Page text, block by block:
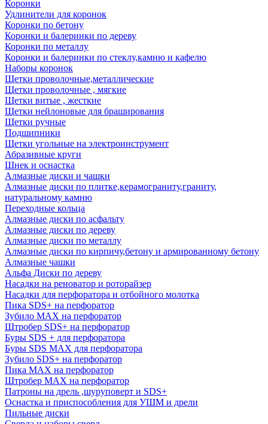
Коронки
Удлинители для коронок
Коронки по бетону
Коронки и балеринки по дереву
Коронки по металлу
Коронки и балеринки по стеклу,камню и кафелю
Наборы коронок
Щетки проволочные,металлические
Щетки проволочные , мягкие
Щетки витые , жесткие
Щетки нейлоновые для браширования
Щетки ручные
Подшипники
Щетки угольные на электроинструмент
Абразивные круги
Шнек и оснастка
Алмазные диски и чашки
Алмазные диски по плитке,керамограниту,граниту,
натуральному камню
Переходные кольца
Алмазные диски по асфальту
Алмазные диски по дереву
Алмазные диски по металлу
Алмазные диски по кирпичу,бетону и армированному бетону
Алмазные чашки
Альфа Диски по дереву
Насадки на реноватор и роторайзер
Насадки для перфоратора и отбойного молотка
Пика SDS+ на перфоратор
Зубило MAX на перфоратор
Штробер SDS+ на перфоратор
Буры SDS + для перфоратора
Буры SDS MAX для перфоратора
Зубило SDS+ на перфоратор
Пика MAX на перфоратор
Штробер MAX на перфоратор
Патроны на дрель ,шуруповерт и SDS+
Оснастка и приспособления для УШМ и дрели
Пильные диски